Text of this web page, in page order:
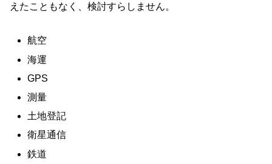
えたこともなく、検討すらしません。
航空
海運
GPS
測量
土地登記
衛星通信
鉄道